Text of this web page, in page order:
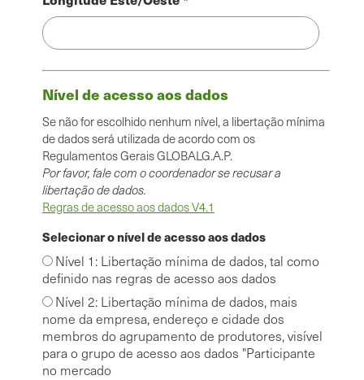
Nível de acesso aos dados
Se não for escolhido nenhum nível, a libertação mínima
de dados será utilizada de acordo com os
Regulamentos Gerais GLOBALG.A.P.
Por favor, fale com o coordenador se recusar a
libertação de dados.
Regras de acesso aos dados V4.1
Selecionar o nível de acesso aos dados
Nível 1: Libertação mínima de dados, tal como
definido nas regras de acesso aos dados
Nível 2: Libertação mínima de dados, mais
nome da empresa, endereço e cidade dos
membros do agrupamento de produtores, visível
para o grupo de acesso aos dados "Participante
no mercado